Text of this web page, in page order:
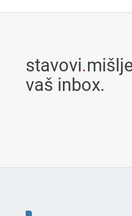
stavovi.
vaš inbox.